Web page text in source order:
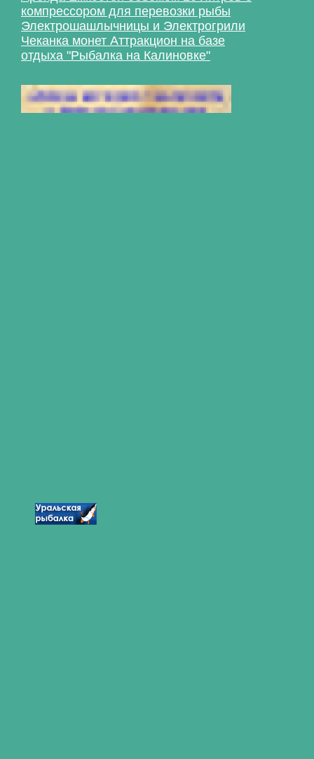
компрессором для перевозки рыбы
Электрошашлычницы и Электрогрили
Чеканка монет Аттракцион на базе
отдыха "Рыбалка на Калиновке"